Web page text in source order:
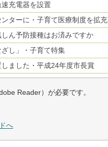
充電器を設置
ターに・子育て医療制度を拡充
ん予防接種はお済みですか
し」・子育て特集
ました・平成24年度市長賞
Reader）が必要です。
へ